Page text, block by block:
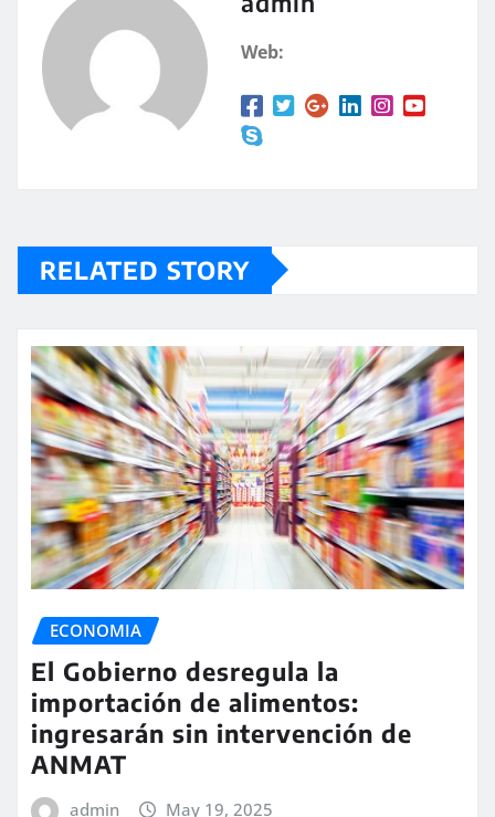
Web:
RELATED STORY
ECONOMIA
El Gobierno desregula la
importación de alimentos:
ingresarán sin intervención de
ANMAT
admin May 19, 2025